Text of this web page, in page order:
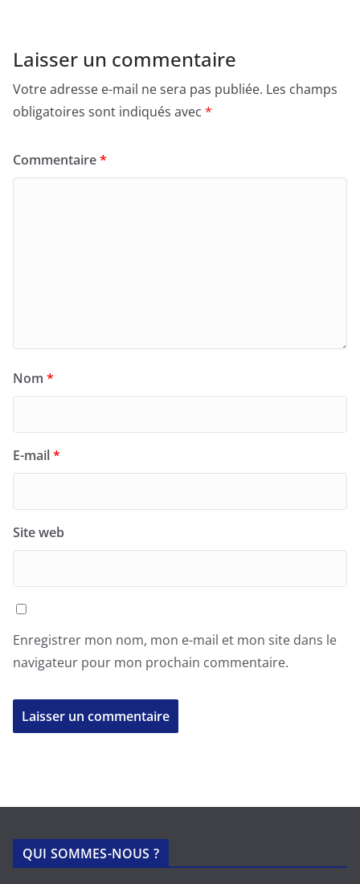
Laisser un commentaire
Votre adresse e-mail ne sera pas publiée. Les champs
obligatoires sont indiqués avec *
Commentaire*
Nom *
E-mail*
Site web
Enregistrer mon nom, mon e-mail et mon site dans le
navigateur pour mon prochain commentaire.
QUI SOMMES-NOUS ?